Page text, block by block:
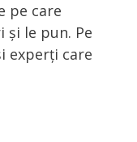
pe care
le pun. Pe
experți care